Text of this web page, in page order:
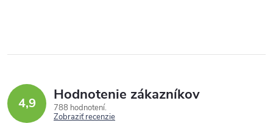
4,9 Hodnotenie zákazníkov
788 hodnotení
Zobraziť recenzie